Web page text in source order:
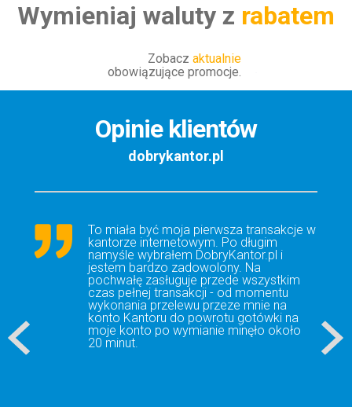
Opinie klientów
dobrykantor.pl
To miała być moja pierwsza transakcje w
kantorze internetowym. Po długim
namyśle wybrałem DobryKantor.pl i
jestem bardzo zadowolony. Na
pochwałę zasługuje przede wszystkim
czas pełnej transakcji - od momentu
wykonania przelewu przeze mnie na
konto Kantoru do powrotu gotówki na
moje konto po wymianie minęło około
20 minut.
Wymieniaj waluty z rabatem
Zobacz aktualnie
obowiązujące promocje.